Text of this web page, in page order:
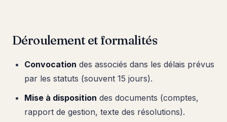
Déroulement et formalités
Convocation des associés dans les délais prévus
par les statuts (souvent 15 jours).
Mise à disposition des documents (comptes,
rapport de gestion, texte des résolutions).